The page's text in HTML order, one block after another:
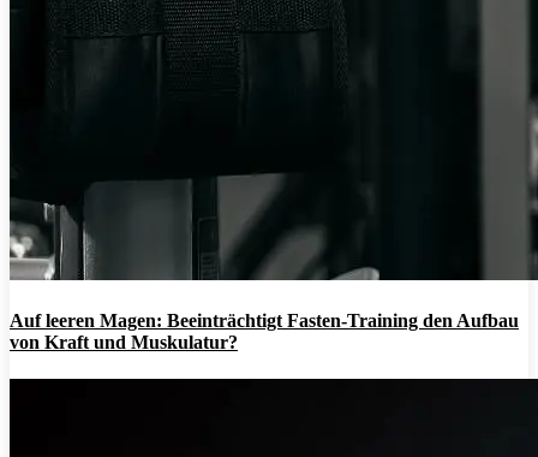
Auf leeren Magen: Beeinträchtigt Fasten-Training den Aufbau
von Kraft und Muskulatur?